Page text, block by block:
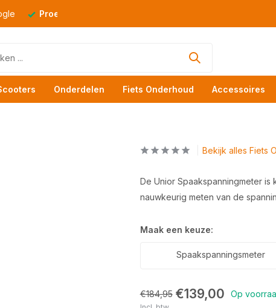
Proefrit
Onderdelen Fiets Onderhoud Accessoires
Bekijk alles Fiets
De Unior Spaakspanningmeter
nauwkeurig meten van de
Maak een keuze:
Spaakspanningsmeter
€184,95 €139,00 Op